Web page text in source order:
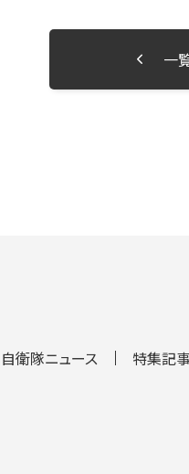
一
自衛隊ニュース 特集記